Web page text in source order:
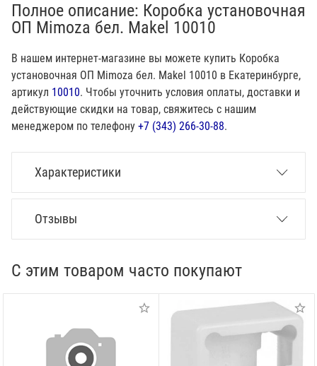
Полное описание: Коробка установочная
ОП Mimoza бел. Makel 10010
В нашем интернет-магазине вы можете купить Коробка
установочная ОП Mimoza бел. Makel 10010 в Екатеринбурге,
артикул 10010. Чтобы уточнить условия оплаты, доставки и
действующие скидки на товар, свяжитесь с нашим
менеджером по телефону +7 (343) 266-30-88.
Характеристики
Отзывы
С этим товаром часто покупают